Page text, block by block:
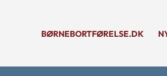
BØRNEBORTFØRELSE.DK